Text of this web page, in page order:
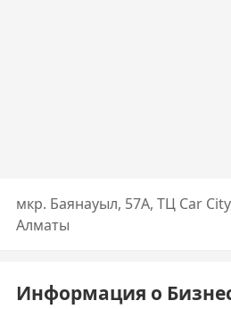
мкр. ​Баянауыл, 57А, ​ТЦ Car
Алматы
Информация о